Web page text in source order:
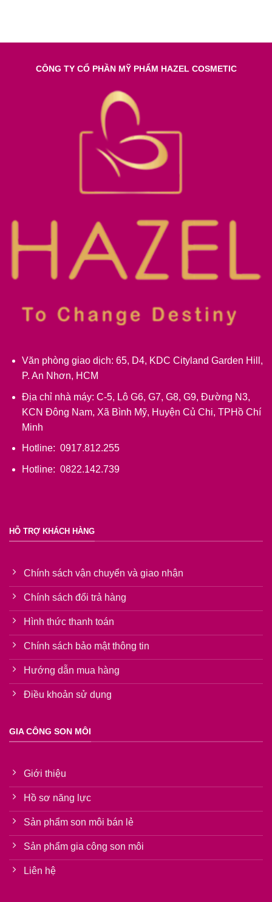
CÔNG TY CỔ PHẦN MỸ PHẨM HAZEL COSMETIC
Văn phòng giao dịch: 65, D4, KDC Cityland Garden Hill,
P. An Nhơn, HCM
Địa chỉ nhà máy: C-5, Lô G6, G7, G8, G9, Đường N3,
KCN Đông Nam, Xã Bình Mỹ, Huyện Củ Chi, TPHồ Chí
Minh
Hotline: 0917.812.255
Hotline: 0822.142.739
HỖ TRỢ KHÁCH HÀNG
Chính sách vận chuyển và giao nhận
Chính sách đổi trả hàng
Hình thức thanh toán
Chính sách bảo mật thông tin
Hướng dẫn mua hàng
Điều khoản sử dụng
GIA CÔNG SON MÔI
Giới thiệu
Hồ sơ năng lực
Sản phẩm son môi bán lẻ
Sản phẩm gia công son môi
Liên hệ